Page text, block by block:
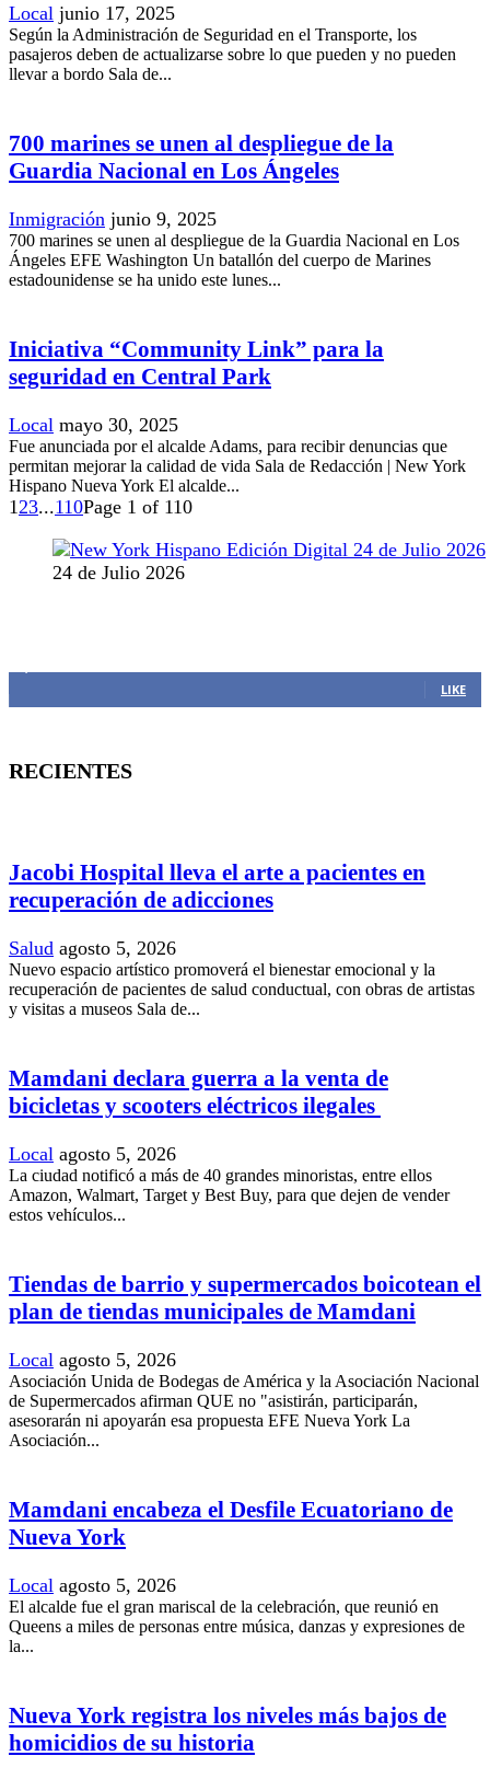
Local junio 17, 2025
Según la Administración de Seguridad en el Transporte, los
pasajeros deben de actualizarse sobre lo que pueden y no pueden
llevar a bordo Sala de...
700 marines se unen al despliegue de la
Guardia Nacional en Los Ángeles
Inmigración junio 9, 2025
700 marines se unen al despliegue de la Guardia Nacional en Los
Ángeles EFE Washington Un batallón del cuerpo de Marines
estadounidense se ha unido este lunes...
Iniciativa “Community Link” para la
seguridad en Central Park
Local mayo 30, 2025
Fue anunciada por el alcalde Adams, para recibir denuncias que
permitan mejorar la calidad de vida Sala de Redacción | New York
Hispano Nueva York El alcalde...
123...110Page 1 of 110
24 de Julio 2026
LIKE
RECIENTES
Jacobi Hospital lleva el arte a pacientes en
recuperación de adicciones
Salud agosto 5, 2026
Nuevo espacio artístico promoverá el bienestar emocional y la
recuperación de pacientes de salud conductual, con obras de artistas
y visitas a museos Sala de...
Mamdani declara guerra a la venta de
bicicletas y scooters eléctricos ilegales
Local agosto 5, 2026
La ciudad notificó a más de 40 grandes minoristas, entre ellos
Amazon, Walmart, Target y Best Buy, para que dejen de vender
estos vehículos...
Tiendas de barrio y supermercados boicotean el
plan de tiendas municipales de Mamdani
Local agosto 5, 2026
Asociación Unida de Bodegas de América y la Asociación Nacional
de Supermercados afirman QUE no "asistirán, participarán,
asesorarán ni apoyarán esa propuesta EFE Nueva York La
Asociación...
Mamdani encabeza el Desfile Ecuatoriano de
Nueva York
Local agosto 5, 2026
El alcalde fue el gran mariscal de la celebración, que reunió en
Queens a miles de personas entre música, danzas y expresiones de
la...
Nueva York registra los niveles más bajos de
homicidios de su historia